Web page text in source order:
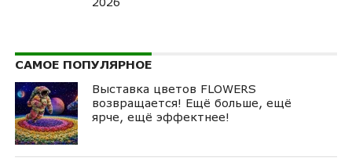
САМОЕ ПОПУЛЯРНОЕ
Выставка цветов FLOWERS
возвращается! Ещё больше, ещё
ярче, ещё эффектнее!